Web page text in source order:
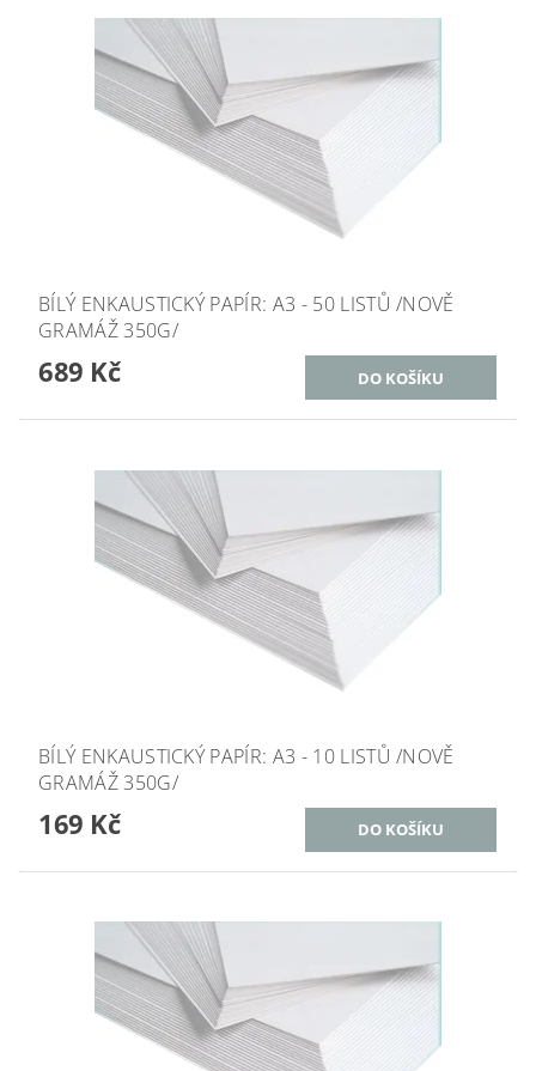
BÍLÝ ENKAUSTICKÝ PAPÍR: A3 - 50 LISTŮ /NOVĚ
GRAMÁŽ 350G/
689 Kč
BÍLÝ ENKAUSTICKÝ PAPÍR: A3 - 10 LISTŮ /NOVĚ
GRAMÁŽ 350G/
169 Kč